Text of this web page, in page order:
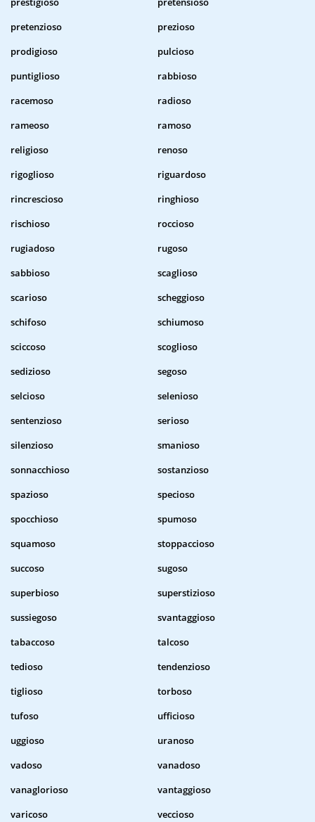
pretenzioso
prezioso
prodigioso
pulcioso
puntiglioso
rabbioso
racemoso
radioso
rameoso
ramoso
religioso
renoso
rigoglioso
riguardoso
rincrescioso
ringhioso
rischioso
roccioso
rugiadoso
rugoso
sabbioso
scaglioso
scarioso
scheggioso
schifoso
schiumoso
sciccoso
scoglioso
sedizioso
segoso
selcioso
selenioso
sentenzioso
serioso
silenzioso
smanioso
sonnacchioso
sostanzioso
spazioso
specioso
spocchioso
spumoso
squamoso
stoppaccioso
succoso
sugoso
superbioso
superstizioso
sussiegoso
svantaggioso
tabaccoso
talcoso
tedioso
tendenzioso
tiglioso
torboso
tufoso
ufficioso
uggioso
uranoso
vadoso
vanadoso
vanaglorioso
vantaggioso
varicoso
veccioso